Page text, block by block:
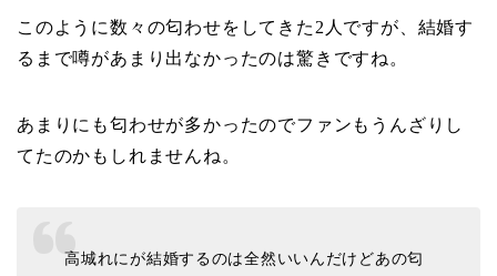
このように数々の匂わせをしてきた2人ですが、結婚す
るまで噂があまり出なかったのは驚きですね。
あまりにも匂わせが多かったのでファンもうんざりし
てたのかもしれませんね。
高城れにが結婚するのは全然いいんだけどあの匂